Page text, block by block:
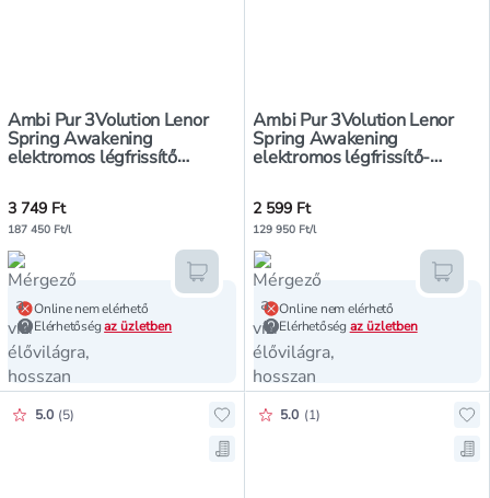
Ambi Pur 3Volution Lenor
Spring Awakening
elektromos légfrissítő
készülék - 20 ml
3 749 Ft
187 450 Ft/l
Online nem elérhető
Elérhetőségaz üzletben
Kosárba teszem
Ambi Pur 3Volution Lenor
Spring Awakening
elektromos légfrissítő-
utántöltő - 20 ml
2 599 Ft
129 950 Ft/l
Online nem elérhető
Elérhetőség az üzletben
Értékelés pontszáma:
5.0 (5)
Hozzáadás a kedvencekhez,
Mentés a bevásárló listára, Ambi
Értékelés pontszáma:
5.0 (1)